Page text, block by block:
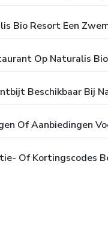
Bio Resort Een
Op Naturalis
Beschikbaar Bij
Of Aanbiedingen
Of Kortingscodes